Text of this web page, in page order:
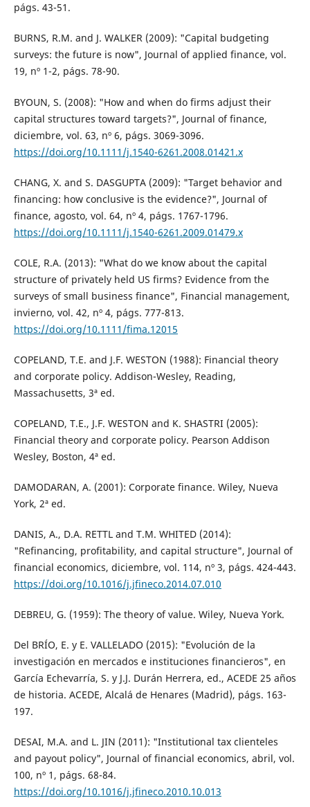
págs. 43-51.
BURNS, R.M. and J. WALKER (2009): "Capital budgeting
surveys: the future is now", Journal of applied finance, vol.
19, nº 1-2, págs. 78-90.
BYOUN, S. (2008): "How and when do firms adjust their
capital structures toward targets?", Journal of finance,
diciembre, vol. 63, nº 6, págs. 3069-3096.
https://doi.org/10.1111/j.1540-6261.2008.01421.x
CHANG, X. and S. DASGUPTA (2009): "Target behavior and
financing: how conclusive is the evidence?", Journal of
finance, agosto, vol. 64, nº 4, págs. 1767-1796.
https://doi.org/10.1111/j.1540-6261.2009.01479.x
COLE, R.A. (2013): "What do we know about the capital
structure of privately held US firms? Evidence from the
surveys of small business finance", Financial management,
invierno, vol. 42, nº 4, págs. 777-813.
https://doi.org/10.1111/fima.12015
COPELAND, T.E. and J.F. WESTON (1988): Financial theory
and corporate policy. Addison-Wesley, Reading,
Massachusetts, 3ª ed.
COPELAND, T.E., J.F. WESTON and K. SHASTRI (2005):
Financial theory and corporate policy. Pearson Addison
Wesley, Boston, 4ª ed.
DAMODARAN, A. (2001): Corporate finance. Wiley, Nueva
York, 2ª ed.
DANIS, A., D.A. RETTL and T.M. WHITED (2014):
"Refinancing, profitability, and capital structure", Journal of
financial economics, diciembre, vol. 114, nº 3, págs. 424-443.
https://doi.org/10.1016/j.jfineco.2014.07.010
DEBREU, G. (1959): The theory of value. Wiley, Nueva York.
Del BRÍO, E. y E. VALLELADO (2015): "Evolución de la
investigación en mercados e instituciones financieros", en
García Echevarría, S. y J.J. Durán Herrera, ed., ACEDE 25 años
de historia. ACEDE, Alcalá de Henares (Madrid), págs. 163-
197.
DESAI, M.A. and L. JIN (2011): "Institutional tax clienteles
and payout policy", Journal of financial economics, abril, vol.
100, nº 1, págs. 68-84.
https://doi.org/10.1016/j.jfineco.2010.10.013